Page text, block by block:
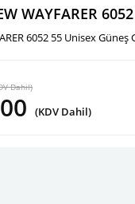
WAYFARER
6052 55 Unisex Güneş
Dahil)
(KDV Dahil)